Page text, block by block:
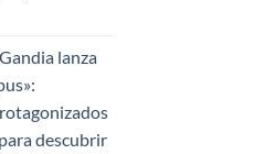
lanza
descubrir